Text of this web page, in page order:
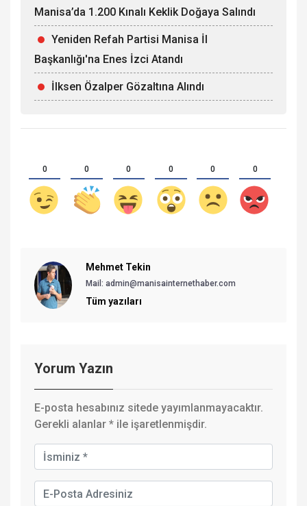
Manisa’da 1.200 Kınalı Keklik Doğaya Salındı
Yeniden Refah Partisi Manisa İl
Başkanlığı'na Enes İzci Atandı
İlksen Özalper Gözaltına Alındı
0 0 0 0 0 0
Mehmet Tekin
Mail: admin@manisainternethaber.com
Tüm yazıları
Yorum Yazın
E-posta hesabınız sitede yayımlanmayacaktır.
Gerekli alanlar * ile işaretlenmişdir.